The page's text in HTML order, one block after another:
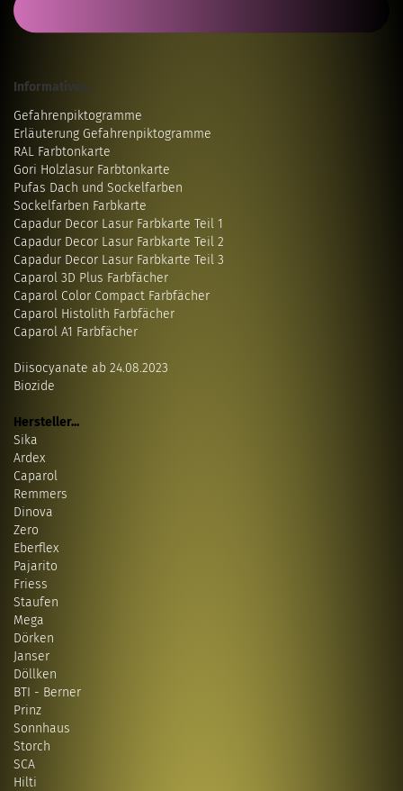
Informatives...
Gefahrenpiktogramme
Erläuterung Gefahrenpiktogramme
RAL Farbtonkarte
Gori Holzlasur Farbtonkarte
Pufas Dach und Sockelfarben
Sockelfarben Farbkarte
Capadur Decor Lasur Farbkarte Teil 1
Capadur Decor Lasur Farbkarte Teil 2
Capadur Decor Lasur Farbkarte Teil 3
Caparol 3D Plus Farbfächer
Caparol Color Compact Farbfächer
Caparol Histolith Farbfächer
Caparol A1 Farbfächer
Diisocyanate ab 24.08.2023
Biozide
Hersteller...
Sika
Ardex
Caparol
Remmers
Dinova
Zero
Eberflex
Pajarito
Friess
Staufen
Mega
Dörken
Janser
Döllken
BTI - Berner
Prinz
Sonnhaus
Storch
SCA
Hilti